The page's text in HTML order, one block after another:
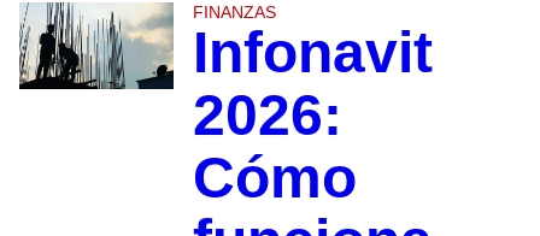
FINANZAS
Infonavit
2026:
Cómo